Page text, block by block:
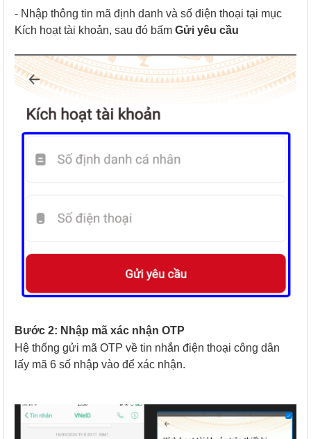
- Nhập thông tin mã định danh và số điện thoại tại mục
Kích hoạt tài khoản, sau đó bấm Gửi yêu cầu
Bước 2: Nhập mã xác nhận OTP
Hệ thống gửi mã OTP về tin nhắn điện thoại công dân
lấy mã 6 số nhập vào để xác nhận.